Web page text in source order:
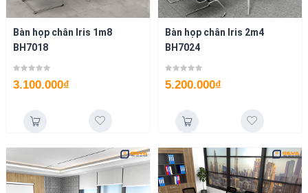
Bàn họp chân Iris 1m8
BH7018
3.100.000₫
Bàn họp chân Iris 2m4
BH7024
5.200.000₫